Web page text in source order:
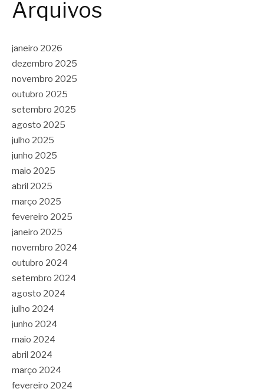
Arquivos
janeiro 2026
dezembro 2025
novembro 2025
outubro 2025
setembro 2025
agosto 2025
julho 2025
junho 2025
maio 2025
abril 2025
março 2025
fevereiro 2025
janeiro 2025
novembro 2024
outubro 2024
setembro 2024
agosto 2024
julho 2024
junho 2024
maio 2024
abril 2024
março 2024
fevereiro 2024